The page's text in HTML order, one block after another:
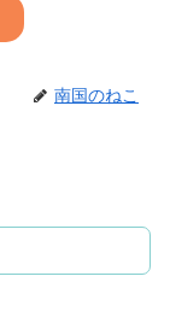
南国のねこ